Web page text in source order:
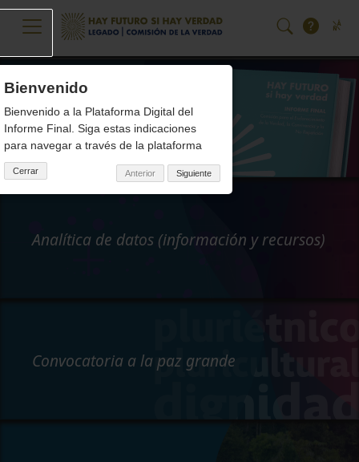
Pasar al contenido principal
Hay futuro si hay verdad
Volúmenes del Informe Final
Analítica de datos (información y recursos)
Convocatoria a la paz grande
Bienvenido
Bienvenido a la Plataforma Digital del
Informe Final. Siga estas indicaciones
para navegar a través de la plataforma
Cerrar Anterior Siguiente